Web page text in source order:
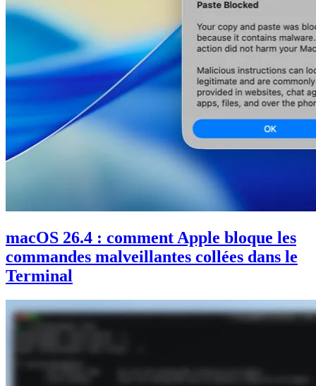
macOS 26.4 : comment Apple bloque les
commandes malveillantes collées dans le
Terminal